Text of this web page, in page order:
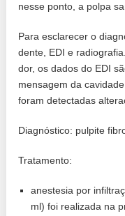
nesse ponto, a polpa
Para esclarecer o
dente, EDI e
dor, os dados do EDI
mensagem da
foram detectadas
Diagnóstico: pulpite
Tratamento:
anestesia por
ml) foi realizada na